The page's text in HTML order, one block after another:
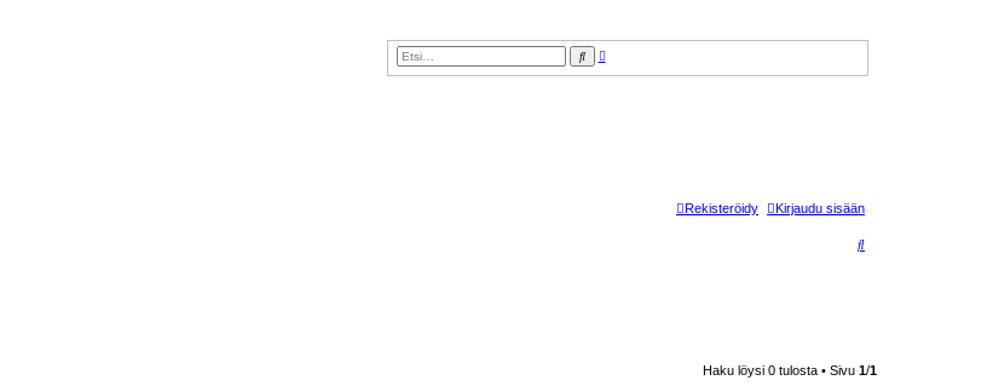
E
t
T
a
r
Kirjaudu sisään
Rekisteröidy
E
Haku löysi 0 tulosta • Sivu 1/1